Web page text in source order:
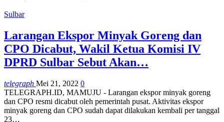
Sulbar
Larangan Ekspor Minyak Goreng dan
CPO Dicabut, Wakil Ketua Komisi IV
DPRD Sulbar Sebut Akan…
telegraph Mei 21, 2022 0
TELEGRAPH.ID, MAMUJU - Larangan ekspor minyak goreng
dan CPO resmi dicabut oleh pemerintah pusat. Aktivitas ekspor
minyak goreng dan CPO sudah dapat dilakukan kembali per tanggal
23…